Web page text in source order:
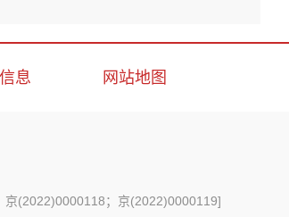
息 网站地图
京(2022)0000118；京(2022)0000119]